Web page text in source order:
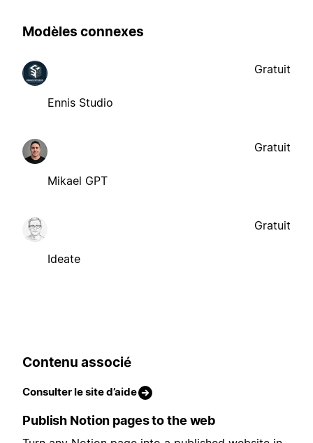
Modèles connexes
Ennis Studio
Gratuit
Mikael GPT
Gratuit
Ideate
Gratuit
Contenu associé
Consulter le site d’aide
Publish Notion pages to the web